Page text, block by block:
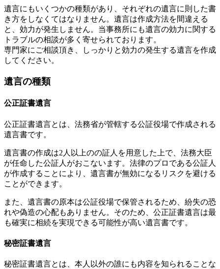
遺言にもいくつかの種類があり、それぞれの遺言に則した書
き方をしなくてはなりません。遺言は作成方法を間違える
と、効力が発生しません。当事務所にも遺言の効力に関する
トラブルの相談が多く寄せられております。
専門家にご相談頂き、しっかりと効力の発生する遺言を作成
してください。
遺言の種類
公正証書遺言
公正証書遺言とは、法務省が管轄する公証役場で作成される
遺言書です。
遺言書の作成は2人以上のの証人を用意した上で、法務大臣
が任命した公証人がおこないます。法律のプロである公証人
が作成することにより、遺言書が無効になるリスクを避ける
ことができます。
また、遺言書の原本は公証役場で保管されるため、紛失の恐
れや偽造の心配もありません。そのため、公正証書遺言は最
も確実に相続を実現できる可能性が高い遺言書です。
秘密証書遺言
秘密証書遺言とは、本人以外の誰にも内容を知られることな